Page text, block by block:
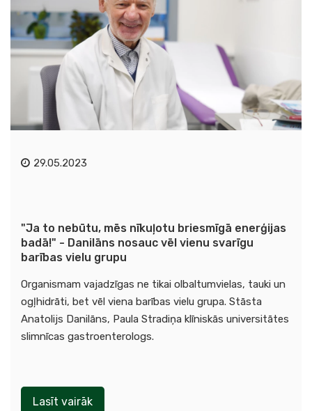
29.05.2023
"Ja to nebūtu, mēs nīkuļotu briesmīgā enerģijas
badā!" - Danilāns nosauc vēl vienu svarīgu
barības vielu grupu
Organismam vajadzīgas ne tikai olbaltumvielas, tauki un
ogļhidrāti, bet vēl viena barības vielu grupa. Stāsta
Anatolijs Danilāns, Paula Stradiņa klīniskās universitātes
slimnīcas gastroenterologs.
Lasīt vairāk